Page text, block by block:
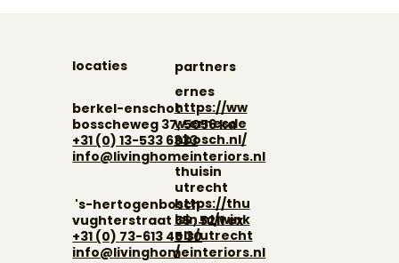
locaties
berkel-enschot
bosscheweg 37, 5056 ka
+31 (0) 13-533 6333
info@livinghomeinteriors.nl
's-hertogenbosch
vughterstraat 55 , 5211 ex
+31 (0) 73-613 45 30
info@livinghomeinteriors.nl
partners
ernes
https://ww
w.ernesde
nbosch.nl/
thuisin
utrecht
https://thu
isin.nl/wink
els/utrecht
/